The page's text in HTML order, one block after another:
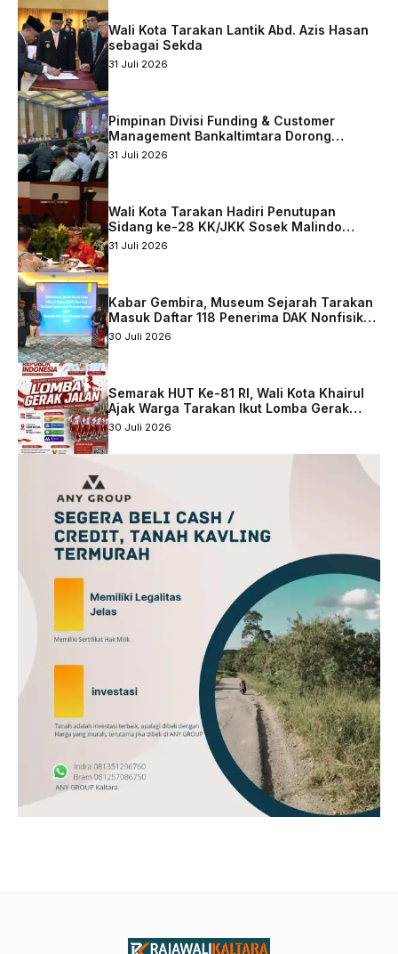
Wali Kota Tarakan Lantik Abd. Azis Hasan
sebagai Sekda
31 Juli 2026
Pimpinan Divisi Funding & Customer
Management Bankaltimtara Dorong
Percepatan Digitalisasi Keuangan di Kota
31 Juli 2026
Wali Kota Tarakan Hadiri Penutupan
Sidang ke-28 KK/JKK Sosek Malindo
Tingkat Kaltara–Sabah
31 Juli 2026
Kabar Gembira, Museum Sejarah Tarakan
Masuk Daftar 118 Penerima DAK Nonfisik
2027
30 Juli 2026
Semarak HUT Ke-81 RI, Wali Kota Khairul
Ajak Warga Tarakan Ikut Lomba Gerak
Jalan
30 Juli 2026